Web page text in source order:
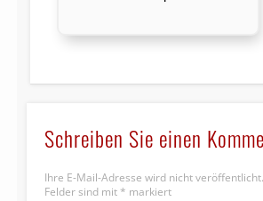
Schreiben Sie einen
Ihre E-Mail-Adresse wird nicht veröffentlicht.
Felder sind mit * markiert